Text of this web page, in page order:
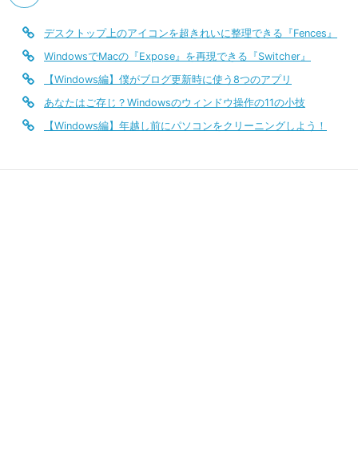
デスクトップ上のアイコンを超きれいに整理できる『Fences』
WindowsでMacの『Expose』を再現できる『Switcher』
【Windows編】僕がブログ更新時に使う8つのアプリ
あなたはご存じ？Windowsのウィンドウ操作の11の小技
【Windows編】年越し前にパソコンをクリーニングしよう！